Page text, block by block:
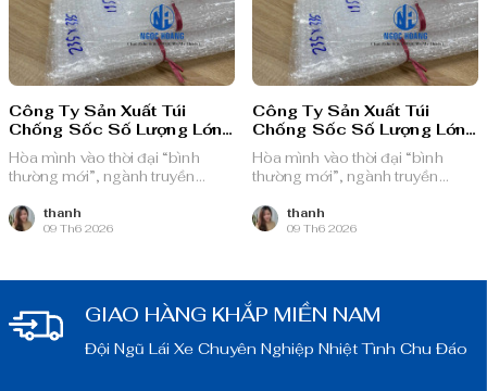
Công Ty Sản Xuất Túi
Chống Sốc Số Lượng Lớn
Quận Bình Thạnh
Hòa mình vào thời đại “bình
thường mới”, ngành truyền
nguồn lực dồi dào và chiến lược
bài bản, sẵn sàng ghi danh trên
thanh
09 Th6 2026
Công Ty Sản Xuất Túi
Chống Sốc Số Lượng Lớn
Quận Gò Vấp
Hòa mình vào thời đại “bình
thường mới”, ngành truyền
nguồn lực dồi dào và chiến lược
bài bản, sẵn sàng ghi danh trên
thanh
09 Th6 2026
GIAO HÀNG KHẮP MIỀN NAM
Đội Ngũ Lái Xe Chuyên Nghiệp Nhiệt Tình Chu Đáo